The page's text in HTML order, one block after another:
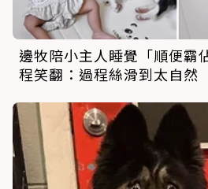
邊牧陪小主人睡覺「順便霸
程笑翻：過程絲滑到太自然